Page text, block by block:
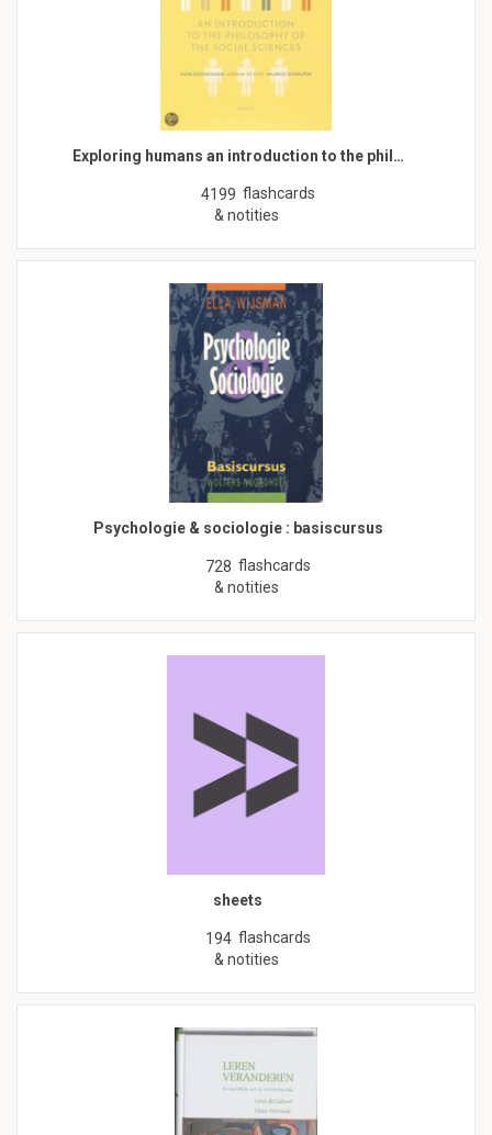
Exploring humans an introduction to the phil…
4199 flashcards
& notities
Psychologie & sociologie : basiscursus
728 flashcards
& notities
sheets
194 flashcards
& notities